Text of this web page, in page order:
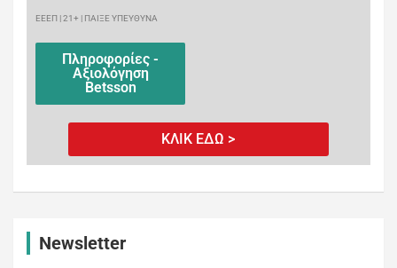
ΕΕΕΠ | 21+ | ΠΑΙΞΕ ΥΠΕΥΘΥΝΑ
Πληροφορίες -
Αξιολόγηση
Betsson
ΚΛΙΚ ΕΔΩ >
Newsletter